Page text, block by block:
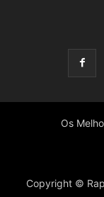
Os
Copyright ©